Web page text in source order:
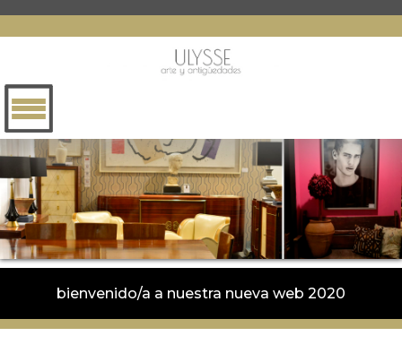
bienvenido/a a nuestra nueva web 2020